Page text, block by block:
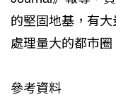
的堅固地基，有
處理量大的都市圈
參考資料